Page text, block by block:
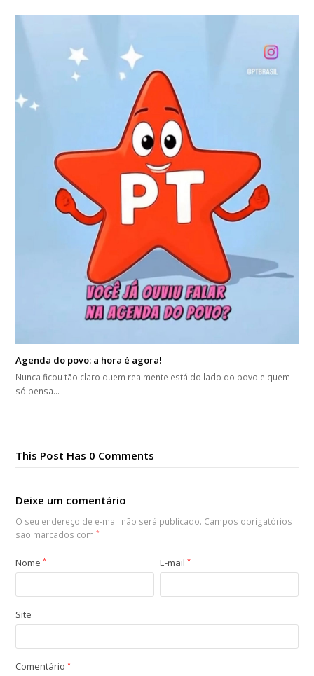
Agenda do povo: a hora é agora!
Nunca ficou tão claro quem realmente está do lado do povo e quem
só pensa…
This Post Has 0 Comments
Deixe um comentário
O seu endereço de e-mail não será publicado. Campos obrigatórios
são marcados com*
Nome* E-mail*
Site
Comentário*